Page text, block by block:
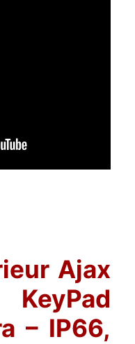
Ajax
– IP66,